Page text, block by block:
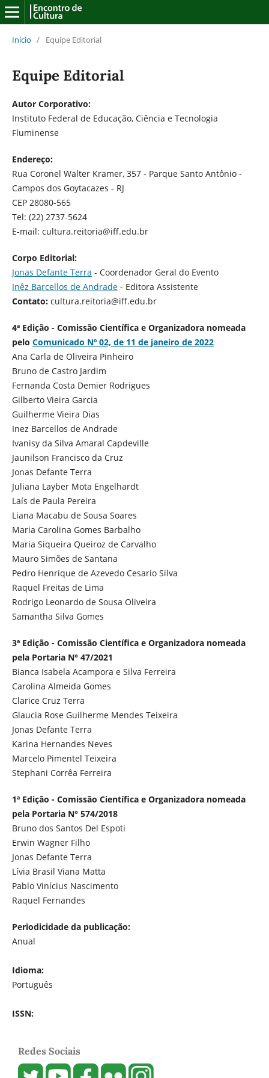
Início / Equipe Editorial
Equipe Editorial
Autor Corporativo:
Instituto Federal de Educação, Ciência e Tecnologia
Fluminense
Endereço:
Rua Coronel Walter Kramer, 357 - Parque Santo Antônio -
Campos dos Goytacazes - RJ
CEP 28080-565
Tel: (22) 2737-5624
E-mail: cultura.reitoria@iff.edu.br
Corpo Editorial:
Jonas Defante Terra - Coordenador Geral do Evento
Inêz Barcellos de Andrade- Editora Assistente
Contato:cultura.reitoria@iff.edu.br
4ª Edição - Comissão Científica e Organizadora nomeada
pelo Comunicado Nº 02, de 11 de janeiro de 2022
Ana Carla de Oliveira Pinheiro
Bruno de Castro Jardim
Fernanda Costa Demier Rodrigues
Gilberto Vieira Garcia
Guilherme Vieira Dias
Inez Barcellos de Andrade
Ivanisy da Silva Amaral Capdeville
Jaunilson Francisco da Cruz
Jonas Defante Terra
Juliana Layber Mota Engelhardt
Laís de Paula Pereira
Liana Macabu de Sousa Soares
Maria Carolina Gomes Barbalho
Maria Siqueira Queiroz de Carvalho
Mauro Simões de Santana
Pedro Henrique de Azevedo Cesario Silva
Raquel Freitas de Lima
Rodrigo Leonardo de Sousa Oliveira
Samantha Silva Gomes
3ª Edição - Comissão Científica e Organizadora nomeada
pela Portaria N° 47/2021
Bianca Isabela Acampora e Silva Ferreira
Carolina Almeida Gomes
Clarice Cruz Terra
Glaucia Rose Guilherme Mendes Teixeira
Jonas Defante Terra
Karina Hernandes Neves
Marcelo Pimentel Teixeira
Stephani Corrêa Ferreira
1ª Edição - Comissão Científica e Organizadora nomeada
pela Portaria N° 574/2018
Bruno dos Santos Del Espoti
Erwin Wagner Filho
Jonas Defante Terra
Lívia Brasil Viana Matta
Pablo Vinícius Nascimento
Raquel Fernandes
Periodicidade da publicação:
Anual
Idioma:
Português
ISSN:
Redes Sociais